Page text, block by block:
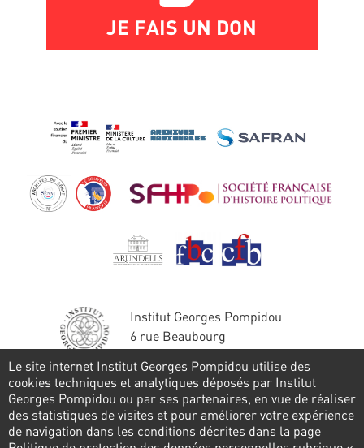
JE FAIS UN DON
Institut Georges Pompidou
6 rue Beaubourg
Tél. : 01 44 78 41 22
Restons en contact
FORMULAIRE DE CONTACT
Le site internet Institut Georges Pompidou utilise des
cookies techniques et analytiques déposés par Institut
Georges Pompidou ou par ses partenaires, en vue de réaliser
des statistiques de visites et pour améliorer votre expérience
de navigation dans les conditions décrites dans la page